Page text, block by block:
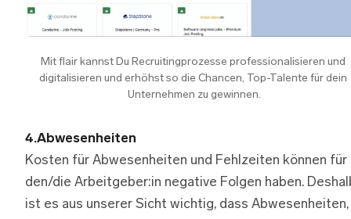
Mit flair kannst Du Recruitingprozesse professionalisieren und
digitalisieren und erhöhst so die Chancen, Top-Talente für dein
Unternehmen zu gewinnen.
4.Abwesenheiten
Kosten für Abwesenheiten und Fehlzeiten können für
den/die Arbeitgeber:in negative Folgen haben.
ist es aus unserer Sicht wichtig, dass Abwesenheiten,